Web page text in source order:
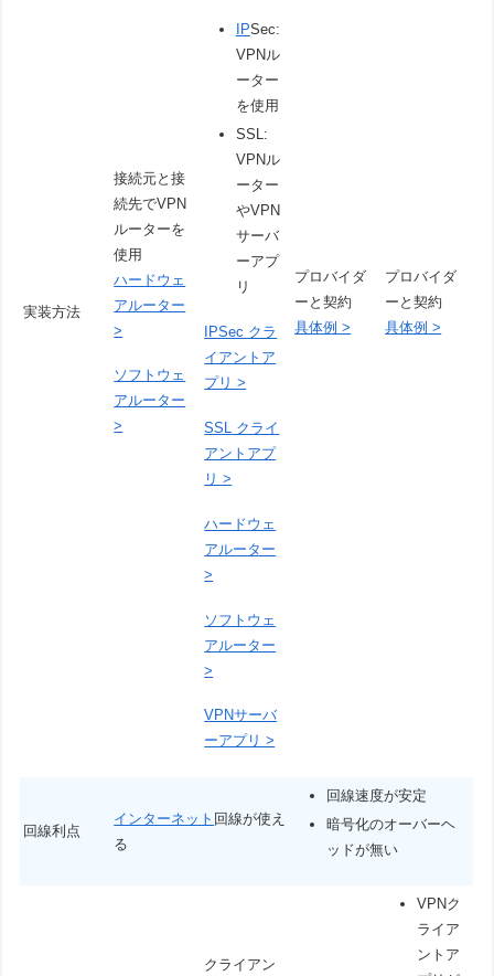
実装方法
接続元と接
続先でVPN
ルーターを
使用
ハードウェ
アルーター
>
ソフトウェ
アルーター
>
IPSec:
VPNル
ーター
を使用
SSL:
VPNル
ーター
やVPN
サーバ
ーアプ
リ
IPSec クラ
イアントア
プリ >
SSL クライ
アントアプ
リ >
ハードウェ
アルーター
>
ソフトウェ
アルーター
>
VPNサーバ
ーアプリ >
プロバイダ
ーと契約
具体例 >
プロバイダ
ーと契約
具体例 >
回線利点
インターネット 回線が使え
る
回線速度が安定
暗号化のオーバーヘ
ッドが無い
クライアン
VPNク
ライア
ントア